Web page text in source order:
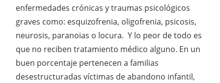
enfermedades crónicas y traumas psicológicos
graves como: esquizofrenia, oligofrenia, psicosis,
neurosis, paranoias o locura. Y lo peor de todo es
que no reciben tratamiento médico alguno. En un
buen porcentaje pertenecen a familias
desestructuradas víctimas de abandono infantil,